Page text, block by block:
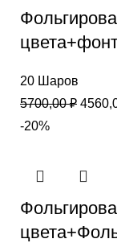
20 Шаров
5700,00₽
-20%